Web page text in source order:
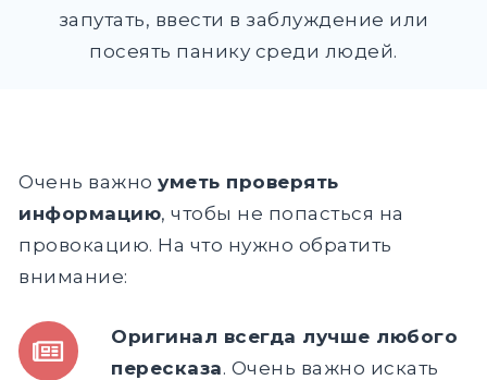
запутать, ввести в заблуждение или
посеять панику среди людей.
Очень важно уметь проверять
информацию, чтобы не попасться на
провокацию. На что нужно обратить
внимание:
Оригинал всегда лучше любого
пересказа. Очень важно искать